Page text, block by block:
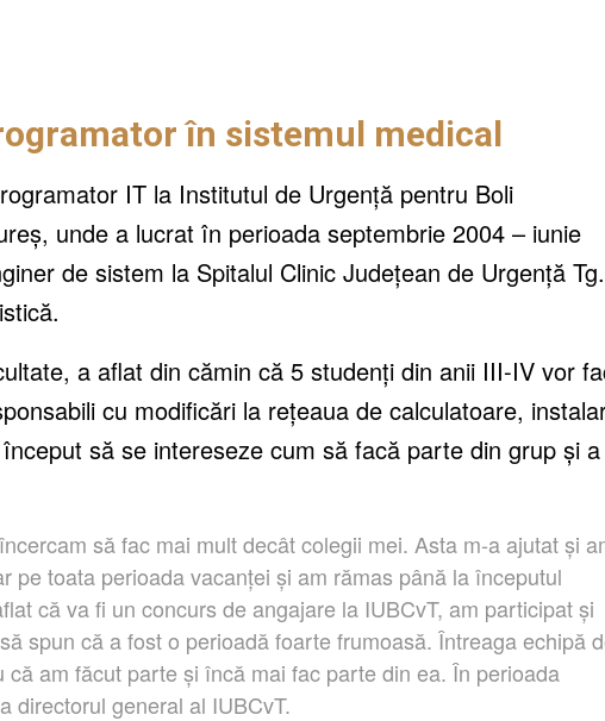
în sistemul medical
IT la Institutul de Urgenţă pentru Boli
unde a lucrat în perioada septembrie 2004 – iunie
de sistem la Spitalul Clinic Județean de Urgență Tg.
a aflat din cămin că 5 studenți din anii III-IV vor
cu modificări la rețeaua de calculatoare,
început să se intereseze cum să facă parte din grup și a
încercam săfac mai multdecâtcolegii mei. Asta m-a ajutatși
pe toata perioadavacanței și am rămas până laînceputul
căva fi un concurs de angajare la IUBCvT, am participatși
ăspun că a fost o perioadăfoarte frumoasă. Întreaga echipă
că am făcut parte și încă mai fac parte din ea. În perioada
directorul general al IUBCvT.